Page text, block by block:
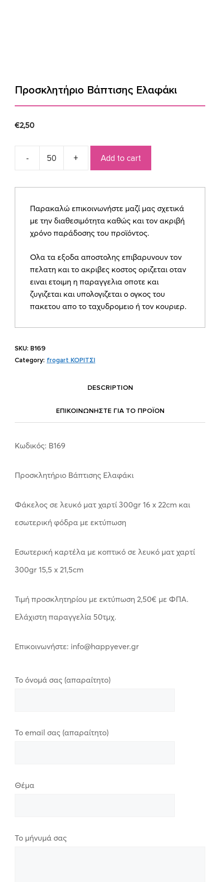
Προσκλητήριο Βάπτισης Ελαφάκι
€2,50
Προσκλητήριο
Ελαφάκι
Add to cart
Παρακαλώ επικοινωνήστε μαζί μας σχετικά
με την διαθεσιμότητα καθώς και τον ακριβή
χρόνο παράδοσης του προϊόντος.
Ολα τα εξοδα αποστολης επιβαρυνουν τον
πελατη και το ακριβες κοστος οριζεται οταν
ειναι ετοιμη η παραγγελια οποτε και
ζυγιζεται και υπολογιζεται ο ογκος του
πακετου απο το ταχυδρομειο ή τον κουριερ.
SKU: B169
Category: frogart ΚΟΡΙΤΣΙ
DESCRIPTION
ΕΠΙΚΟΙΝΩΝΗΣΤΕ ΓΙΑ ΤΟ ΠΡΟΪOΝ
Κωδικός: B169
Προσκλητήριο Βάπτισης Ελαφάκι
Φάκελος σε λευκό ματ χαρτί 300gr 16 x 22cm και
εσωτερική φόδρα με εκτύπωση
Εσωτερική καρτέλα με κοπτικό σε λευκό ματ χαρτί
300gr 15,5 x 21,5cm
Τιμή προσκλητηρίου με εκτύπωση 2,50€ με ΦΠΑ.
Ελάχιστη παραγγελία 50τμχ.
Επικοινωνήστε: info@happyever.gr
Το όνομά σας (απαραίτητο)
Το email σας (απαραίτητο)
Θέμα
Το μήνυμά σας